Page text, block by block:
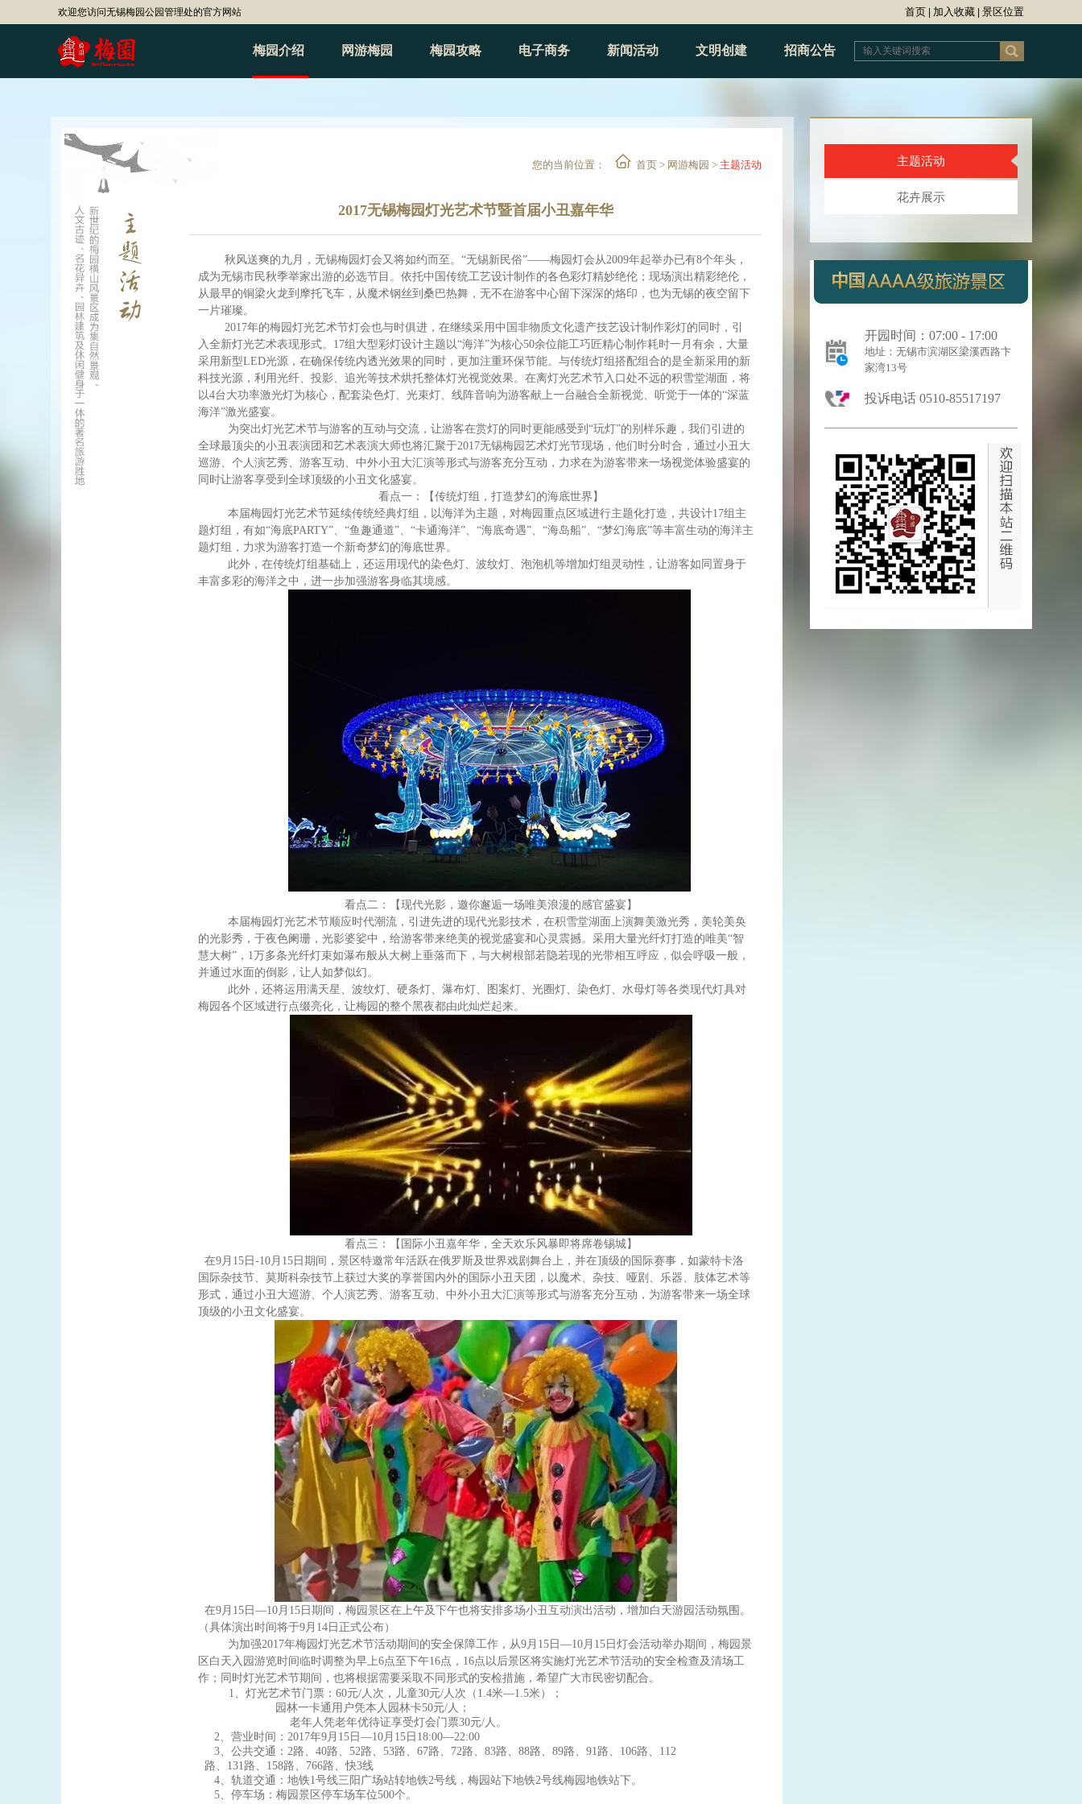
欢迎您访问无锡梅园公园管理处的官方网站 首页 加入收藏 景区位置
梅园介绍 网游梅园 梅园攻略 电子商务 新闻活动 文明创建 招商公告
您的当前位置： 首页>网游梅园> 主题活动
2017无锡梅园灯光艺术节暨首届小丑嘉年华
秋风送爽的九月，无锡梅园灯会又将如约而至。“无锡新民俗”——梅园灯会从2009年起举办已有8个年头，
成为无锡市民秋季举家出游的必选节目。依托中国传统工艺设计制作的各色彩灯精妙绝伦；现场演出精彩绝伦，
从最早的铜梁火龙到摩托飞车，从魔术钢丝到桑巴热舞，无不在游客中心留下深深的烙印，也为无锡的夜空留下
一片璀璨。
2017年的梅园灯光艺术节灯会也与时俱进，在继续采用中国非物质文化遗产技艺设计制作彩灯的同时，引
入全新灯光艺术表现形式。 17组大型彩灯设计主题以“海洋”为核心50余位能工巧匠精心制作耗时一月有余，大量
采用新型LED光源，在确保传统内透光效果的同时，更加注重环保节能。与传统灯组搭配组合的是全新采用的新
科技光源，利用光纤、投影、追光等技术烘托整体灯光视觉效果。在离灯光艺术节入口处不远的积雪堂湖面，将
以4台大功率激光灯为核心，配套染色灯、光束灯、线阵音响为游客献上一台融合全新视觉、听觉于一体的“深蓝
海洋”激光盛宴。
为突出灯光艺术节与游客的互动与交流，让游客在赏灯的同时更能感受到“玩灯”的别样乐趣，我们引进的
全球最顶尖的小丑表演团和艺术表演大师也将汇聚于2017无锡梅园艺术灯光节现场，他们时分时合，通过小丑大
巡游、个人演艺秀、游客互动、中外小丑大汇演等形式与游客充分互动，力求在为游客带来一场视觉体验盛宴的
同时让游客享受到全球顶级的小丑文化盛宴。
看点一：【传统灯组，打造梦幻的海底世界】
本届梅园灯光艺术节延续传统经典灯组，以海洋为主题，对梅园重点区域进行主题化打造，共设计17组主
题灯组，有如“海底PARTY”、“鱼趣通道”、“卡通海洋”、“海底奇遇”、“海岛船”、“梦幻海底”等丰富生动的海洋主
题灯组，力求为游客打造一个新奇梦幻的海底世界。
此外，在传统灯组基础上，还运用现代的染色灯、波纹灯、泡泡机等增加灯组灵动性，让游客如同置身于
丰富多彩的海洋之中，进一步加强游客身临其境感。
看点二：【现代光影，邀你邂逅一场唯美浪漫的感官盛宴】
本届梅园灯光艺术节顺应时代潮流，引进先进的现代光影技术，在积雪堂湖面上演舞美激光秀，美轮美奂
的光影秀，于夜色阑珊，光影婆娑中，给游客带来绝美的视觉盛宴和心灵震撼。采用大量光纤灯打造的唯美“智
慧大树”， 1万多条光纤灯束如瀑布般从大树上垂落而下，与大树根部若隐若现的光带相互呼应，似会呼吸一般，
并通过水面的倒影，让人如梦似幻。
此外，还将运用满天星、波纹灯、硬条灯、瀑布灯、图案灯、光圈灯、染色灯、水母灯等各类现代灯具对
梅园各个区域进行点缀亮化，让梅园的整个黑夜都由此灿烂起来。
看点三：【国际小丑嘉年华，全天欢乐风暴即将席卷锡城】
在9月 15 日 -10月 15 日期间，景区特邀常年活跃在俄罗斯及世界戏剧舞台上，并在顶级的国际赛事，如蒙特卡洛
国际杂技节、莫斯科杂技节上获过大奖的享誉国内外的国际小丑天团，以魔术、杂技、哑剧、乐器、肢体艺术等
形式，通过小丑大巡游、个人演艺秀、游客互动、中外小丑大汇演等形式与游客充分互动，为游客带来一场全球
顶级的小丑文化盛宴。
在9月 15 日—10月 15 日期间，梅园景区在上午及下午也将安排多场小丑互动演出活动，增加白天游园活动氛围。
（具体演出时间将于9月 14 日正式公布）
为加强2017年梅园灯光艺术节活动期间的安全保障工作，从9月 15 日—10月 15 日灯会活动举办期间，梅园景
区白天入园游览时间临时调整为早上6点至下午16点， 16点以后景区将实施灯光艺术节活动的安全检查及清场工
作；同时灯光艺术节期间，也将根据需要采取不同形式的安检措施，希望广大市民密切配合。
1、 灯光艺术节门票： 60元/人次，儿童30元/人次（ 1.4米—1.5米）；
园林一卡通用户凭本人园林卡50元/人；
老年人凭老年优待证享受灯会门票30元/人。
2、营业时间： 2017年9月 15 日—10月 15 日 18:00—22:00
3、公共交通： 2路、 40路、 52路、 53路、 67路、 72路、 83路、 88路、 89路、 91路、 106路、 112
路、 131路、 158路 、 766路、快3线
4、轨道交通：地铁1号线三阳广场站转地铁2号线，梅园站下地铁2号线梅园地铁站下。
5、停车场：梅园景区停车场车位500个。
主题活动
花卉展示
开园时间：07:00-17:00
地址：无锡市滨湖区梁溪西路卞
家湾13号
投诉电话0510-85517197